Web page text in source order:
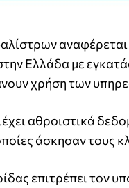
Ελλάδα με
χρήση των
αθροιστικά
άσκησαν τους
επιτρέπει τον